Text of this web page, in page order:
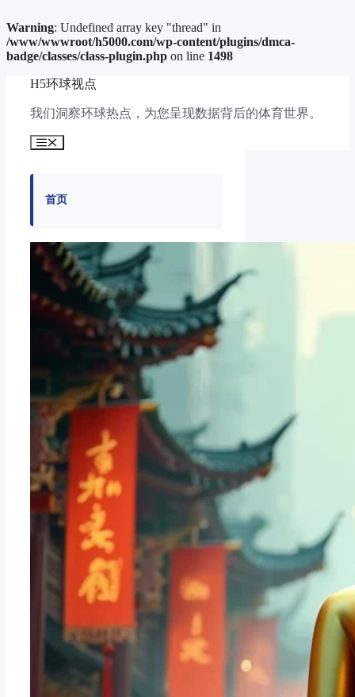
Warning: Undefined array key "thread" in
/www/wwwroot/h5000.com/wp-content/plugins/dmca-
badge/classes/class-plugin.php on line 1498
H5环球视点
我们洞察环球热点，为您呈现数据背后的体育世界。
菜
首页